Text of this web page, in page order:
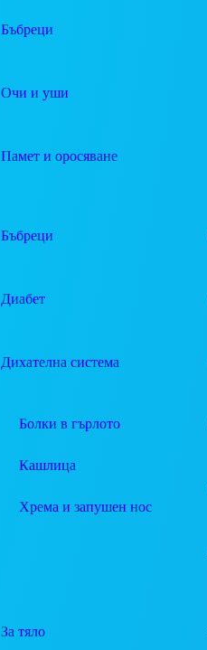
Бъбреци
Очи и уши
Памет и оросяване
Бъбреци
Диабет
Дихателна система
Болки в гърлото
Кашлица
Хрема и запушен нос
За тяло